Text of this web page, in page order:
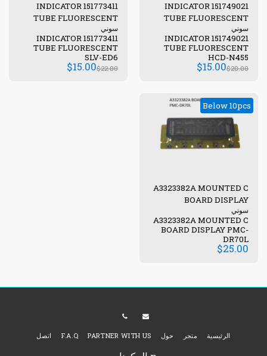
151749021 INDICATOR
TUBE FLUORESCENT
سوني
151749021 INDICATOR
TUBE FLUORESCENT
HCD-N455
$20.00
$15.00
151773411 INDICATOR
TUBE FLUORESCENT
سوني
151773411 INDICATOR
TUBE FLUORESCENT
SLV-ED6
$22.00
$15.00
Below 10pcs
A3323382A MOUNTED C
BOARD DISPLAY
سوني
A3323382A MOUNTED C
BOARD DISPLAY PMC-
DR70L
$25.00
الرئيسية متجر حول PARTNER WITH US
F.A.Q اتصل